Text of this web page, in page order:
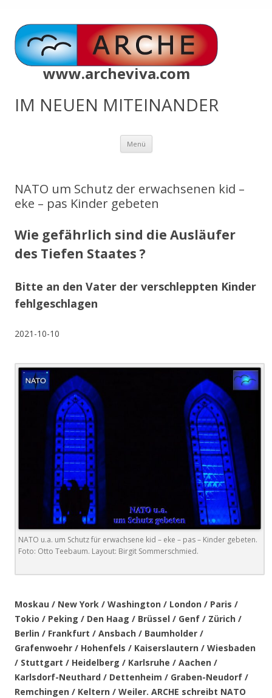
www.archeviva.com
IM NEUEN MITEINANDER
Menü Zum
springen
NATO um Schutz der erwachsenen kid –
eke – pas Kinder gebeten
Wie gefährlich sind die Ausläufer
des Tiefen Staates ?
Bitte an den Vater der verschleppten Kinder
fehlgeschlagen
2021-10-10
NATO u.a. um Schutz für erwachsene kid – eke – pas – Kinder gebeten.
Foto: Otto Teebaum. Layout: Birgit Sommerschmied.
Moskau / New York / Washington / London / Paris /
Tokio / Peking / Den Haag / Brüssel / Genf / Zürich /
Berlin / Frankfurt / Ansbach / Baumholder /
Grafenwoehr / Hohenfels / Kaiserslautern / Wiesbaden
/ Stuttgart / Heidelberg / Karlsruhe / Aachen /
Karlsdorf-Neuthard / Dettenheim / Graben-Neudorf /
Remchingen / Keltern / Weiler. ARCHE schreibt NATO